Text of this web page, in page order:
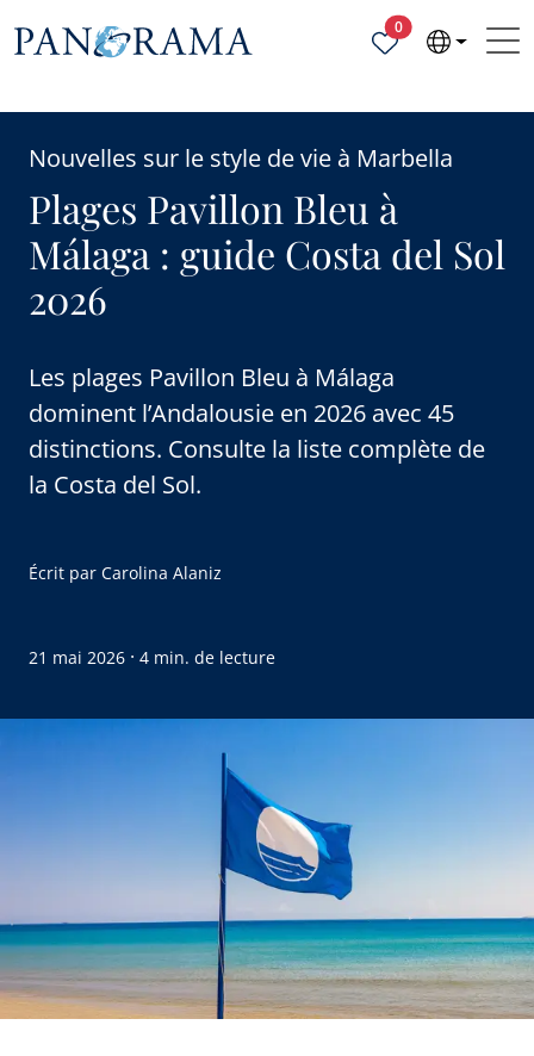
0Propriétés
Nouvelles sur le style de vie à Marbella
Plages Pavillon Bleu à
Málaga : guide Costa del Sol
2026
Les plages Pavillon Bleu à Málaga
dominent l’Andalousie en 2026 avec 45
distinctions. Consulte la liste complète de
la Costa del Sol.
Écrit par Carolina Alaniz
21 mai 2026 · 4 min. de lecture